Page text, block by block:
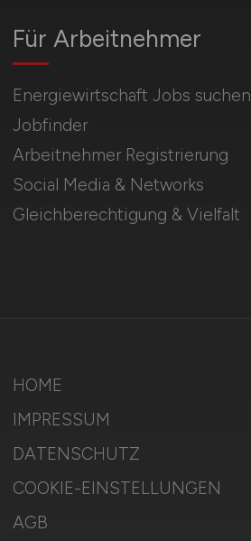
Für Arbeitnehmer
Energiewirtschaft Jobs suchen
Jobfinder
Arbeitnehmer Registrierung
Social Media & Networks
Gleichberechtigung & Vielfalt
HOME
IMPRESSUM
DATENSCHUTZ
COOKIE-EINSTELLUNGEN
AGB